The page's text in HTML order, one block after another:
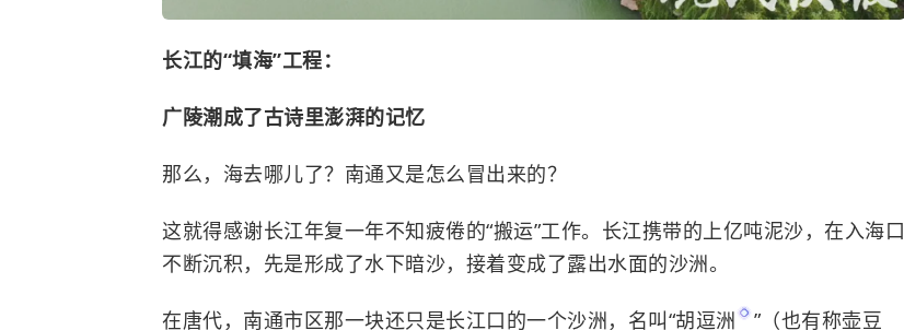
长江的“填海”工程：
广陵潮成了古诗里澎湃的记忆
那么，海去哪儿了？南通又是怎么冒出来的？
这就得感谢长江年复一年不知疲倦的“搬运”工作。长江携带的上亿吨泥沙，在入海口
不断沉积，先是形成了水下暗沙，接着变成了露出水面的沙洲。
在唐代，南通市区那一块还只是长江口的一个沙洲，名叫“胡逗洲
”（也有称壶豆